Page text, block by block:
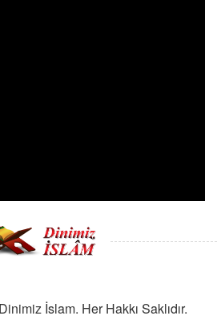
İslam. Her Hakkı Saklıdır.